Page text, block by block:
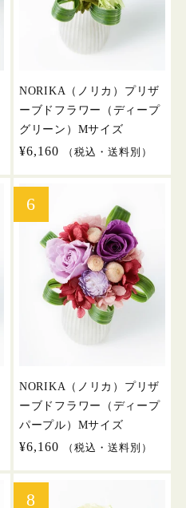
NORIKA（ノリカ）プリザ
ーブドフラワー（ディープ
グリーン）Mサイズ
通
価
格
¥6,160 （税込・送料別）
NORIKA（ノリカ）プリザ
ーブドフラワー（ディープ
パープル）Mサイズ
通
価
格
¥6,160 （税込・送料別）